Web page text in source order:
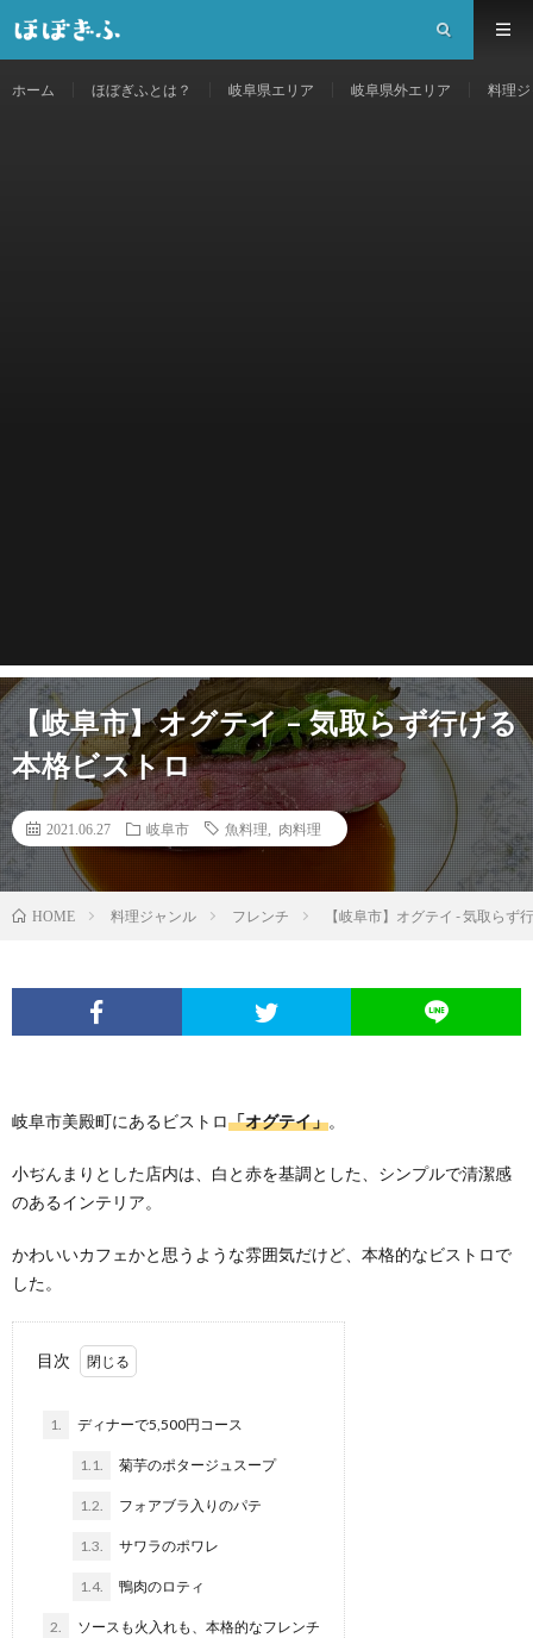
ホーム ほぼぎふとは？ 岐阜県エリア 岐阜県外エリア 料理
【岐阜市】オグテイ – 気取らず行ける
本格ビストロ
2021.06.27 岐阜市 魚料理 肉料理
HOME 料理ジャンル フレンチ 【岐阜市】オグテイ - 気取らず
岐阜市美殿町にあるビストロ「オグテイ」。
小ぢんまりとした店内は、白と赤を基調とした、シンプルで清潔感
のあるインテリア。
かわいいカフェかと思うような雰囲気だけど、本格的なビストロで
した。
目次
1. ディナーで5,500円コース
1.1. 菊芋のポタージュスープ
1.2. フォアブラ入りのパテ
1.3. サワラのポワレ
1.4. 鴨肉のロティ
2. ソースも火入れも、本格的なフレンチ